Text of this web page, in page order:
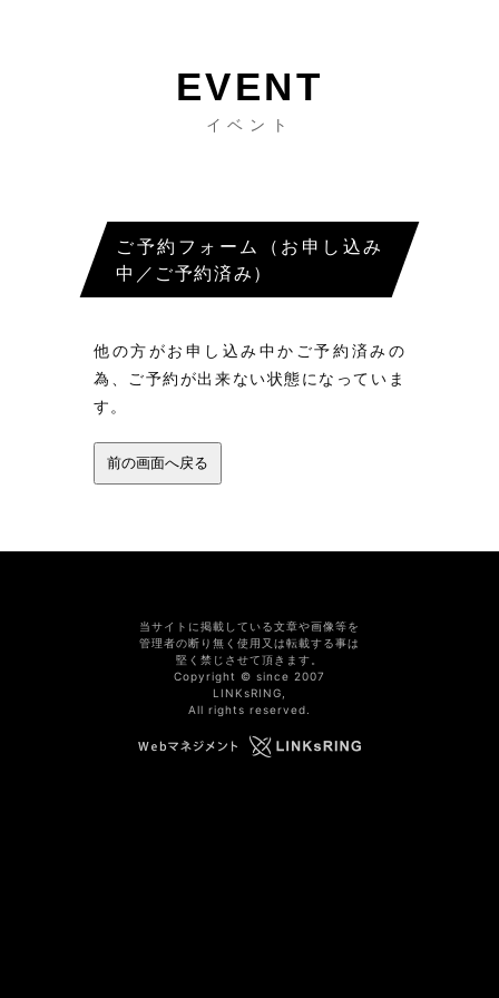
イベント
ご予約フォーム（お申し込み
中／ご予約済み）
他の方がお申し込み中かご予約済みの
為、ご予約が出来ない状態になっていま
す。
当サイトに掲載している文章や画像等を
管理者の断り無く使用又は転載する事は
堅く禁じさせて頂きます。
Copyright © since 2007
LINKsRING,
All rights reserved.